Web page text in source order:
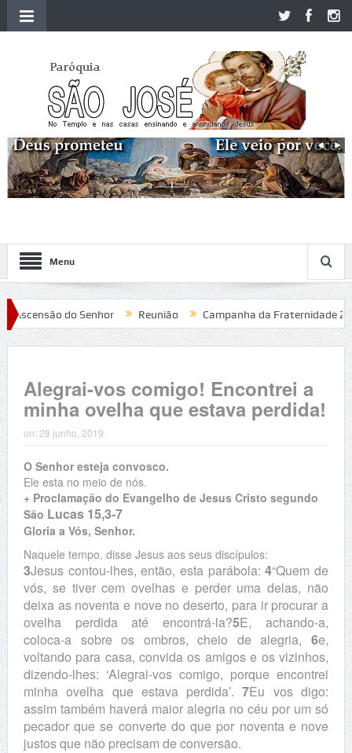
Menu
do Senhor Reunião Campanha da Fraternidade 2020
Alegrai-vos comigo! Encontrei a
minha ovelha que estava perdida!
on: 28 junho, 2019
O Senhor esteja convosco.
Ele esta no meio de nós.
+ Proclamação do Evangelho de Jesus Cristo segundo
São Lucas 15,3-7
Gloria a Vós, Senhor.
Naquele tempo, disse Jesus aos seus discípulos:
3Jesus contou-lhes, então, esta parábola:4“Quem de
vós, se tiver cem ovelhas e perder uma delas, não
deixa as noventa e nove no deserto, para ir procurar a
ovelha perdida até encontrá-la?5E, achando-a,
coloca-a sobre os ombros, cheio de alegria,6e,
voltando para casa, convida os amigos e os vizinhos,
dizendo-lhes: ‘Alegrai-vos comigo, porque encontrei
minha ovelha que estava perdida’.7Eu vos digo:
assim também haverá maior alegria no céu por um só
pecador que se converte do que por noventa e nove
justos que não precisam de conversão.